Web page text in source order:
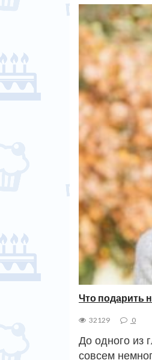
Что подарить
32129 0
До одного из
совсем